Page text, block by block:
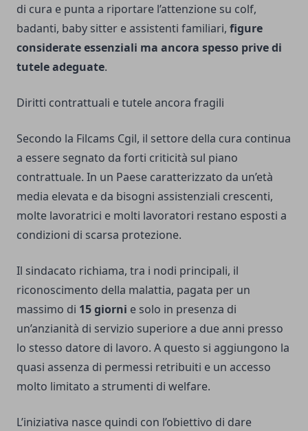
di cura e punta a riportare l’attenzione su colf,
badanti, baby sitter e assistenti familiari, figure
considerate essenziali ma ancora spesso prive di
tutele adeguate.
Diritti contrattuali e tutele ancora fragili
Secondo la Filcams Cgil, il settore della cura continua
a essere segnato da forti criticità sul piano
contrattuale. In un Paese caratterizzato da un’età
media elevata e da bisogni assistenziali crescenti,
molte lavoratrici e molti lavoratori restano esposti a
condizioni di scarsa protezione.
Il sindacato richiama, tra i nodi principali, il
riconoscimento della malattia, pagata per un
massimo di 15 giorni e solo in presenza di
un’anzianità di servizio superiore a due anni presso
lo stesso datore di lavoro. A questo si aggiungono la
quasi assenza di permessi retribuiti e un accesso
molto limitato a strumenti di welfare.
L’iniziativa nasce quindi con l’obiettivo di dare